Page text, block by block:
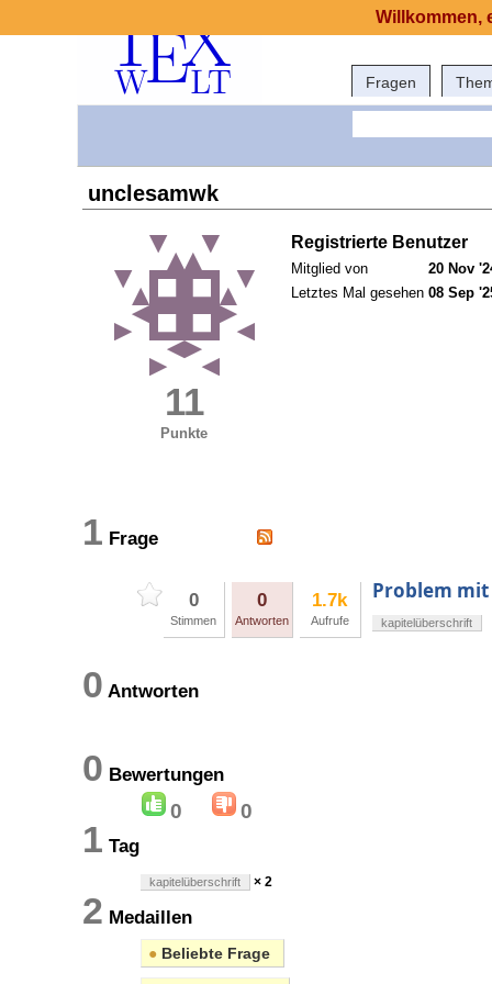
Fragen
unclesamwk
11
Punkte
Registrierte Benutzer
Mitglied von
20 Nov
Letztes Mal gesehen 08 Sep
1 Frage
0
Stimmen
0
Antworten
1.7k
Aufrufe
Problem
kapitelüberschrift
0 Antworten
0 Bewertungen
0 0
1 Tag
kapitelüberschrift × 2
2 Medaillen
● Beliebte Frage
Willkommen,